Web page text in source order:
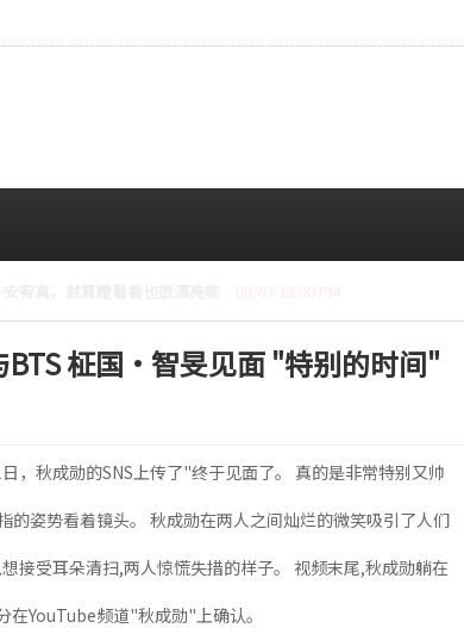
柾国·智旻见面 "特别的时间"
，秋成勋的SNS上传了"终于见面了。 真的是非常特别又帅
的姿势看着镜头。 秋成勋在两人之间灿烂的微笑吸引了人们
接受耳朵清扫,两人惊慌失措的样子。 视频末尾,秋成勋躺在
YouTube频道"秋成勋"上确认。